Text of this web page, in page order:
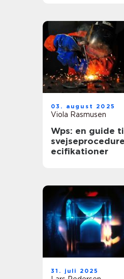
03. august 2025
Viola Rasmusen
Wps: en guide
ecifikationer
31. juli 2025